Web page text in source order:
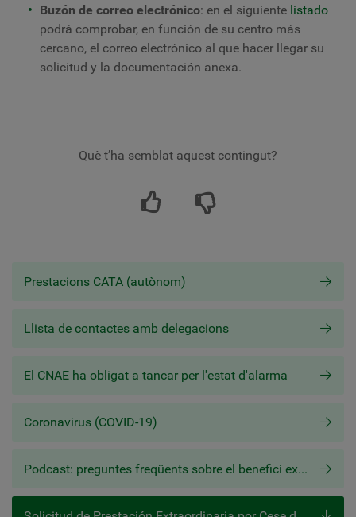
Buzón de correo electrónico: en el siguiente listado
podrá comprobar, en función de su centro más
cercano, el correo electrónico al que hacer llegar su
solicitud y la documentación anexa.
Què t’ha semblat aquest contingut?
Prestacions CATA (autònom)
Llista de contactes amb delegacions
El CNAE ha obligat a tancar per l'estat d'alarma
Coronavirus (COVID-19)
Podcast: preguntes freqüents sobre el benefici extraordinari CATA.COVID-19